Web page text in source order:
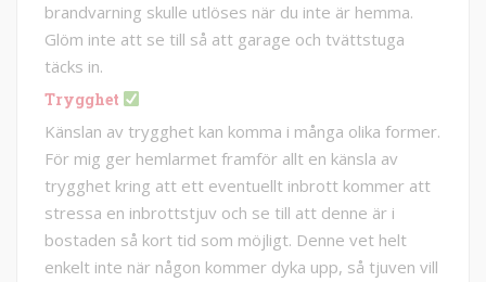
brandvarning skulle utlöses när du inte är hemma.
Glöm inte att se till så att garage och tvättstuga
täcks in.
Trygghet
Känslan av trygghet kan komma i många olika former.
För mig ger hemlarmet framför allt en känsla av
trygghet kring att ett eventuellt inbrott kommer att
stressa en inbrottstjuv och se till att denne är i
bostaden så kort tid som möjligt. Denne vet helt
enkelt inte när någon kommer dyka upp, så tjuven vill